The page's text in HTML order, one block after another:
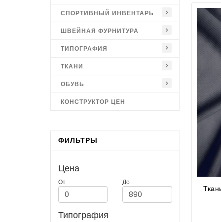
СПОРТИВНЫЙ ИНВЕНТАРЬ
ШВЕЙНАЯ ФУРНИТУРА
ТИПОГРАФИЯ
ТКАНИ
ОБУВЬ
КОНСТРУКТОР ЦЕН
ФИЛЬТРЫ
Цена
От До
Типография